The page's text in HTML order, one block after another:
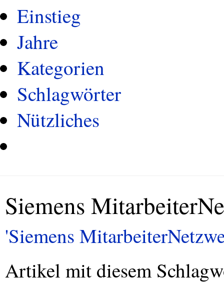
Einstieg
Jahre
Kategorien
Schlagwörter
Nützliches
Siemens
'Siemens
Artikel mit diesem